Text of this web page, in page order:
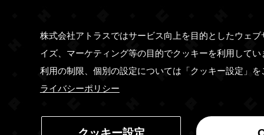
株式会社アトラスではサービス向上を目的としたウェ
イズ、マーケティング等の目的でクッキーを利用して
利用の制限、個別の設定については「クッキー設定」
ライバシーポリシー